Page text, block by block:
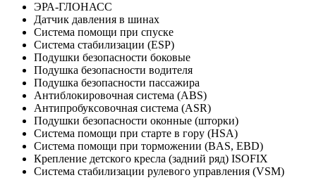
ЭРА-ГЛОНАСС
Датчик давления в шинах
Система помощи при спуске
Система стабилизации (ESP)
Подушки безопасности боковые
Подушка безопасности водителя
Подушка безопасности пассажира
Антиблокировочная система (ABS)
Антипробуксовочная система (ASR)
Подушки безопасности оконные (шторки)
Система помощи при старте в гору (HSA)
Система помощи при торможении (BAS, EBD)
Крепление детского кресла (задний ряд) ISOFIX
Система стабилизации рулевого управления (VSM)